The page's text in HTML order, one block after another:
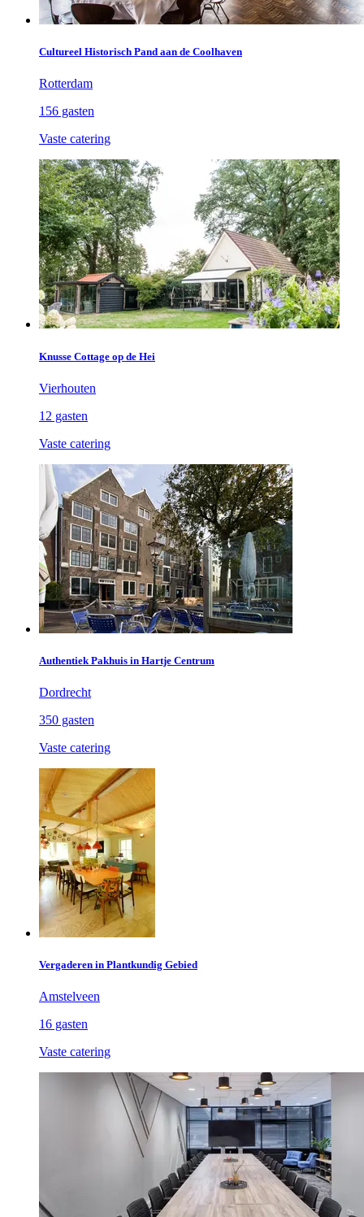
Cultureel Historisch Pand aan de Coolhaven
Rotterdam
156 gasten
Vaste catering
Knusse Cottage op de Hei
Vierhouten
12 gasten
Vaste catering
Authentiek Pakhuis in Hartje Centrum
Dordrecht
350 gasten
Vaste catering
Vergaderen in Plantkundig Gebied
Amstelveen
16 gasten
Vaste catering